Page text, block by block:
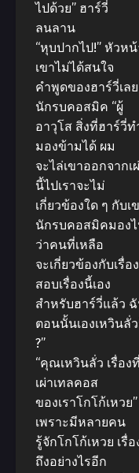
ไปด้วย” ฮาร์วี่
ลนลาน
“หุบปากไป!” หัวห
เขาไม่ได้สนใจ
คำพูดของฮาร์วี่เ
นักรบคอสมิค “ผู้
อาวุโส สิ่งที่ฮาร์วี่
มองข้ามได้ ผม
จะไล่เขาออกจาก
นี้ไปเราจะไม่
เกี่ยวข้องใด ๆ กับ
นักรบคอสมิคมอง
ว่าคนที่เหลือ
จะเกี่ยวข้องกับเรื่
สอบเรื่องนี้เอง
สำหรับฮาร์วี่แล้ว
ตอนนั้นเองเหวินลั่
?”
“คุณเหวินลั่ว เรื่อ
เผ่าเทลคอส
ของเราโกโก้เหว
เพราะมีหลายคน
รู้จักโกโก้เหวย เรื่
ถึงอย่างไรอีก